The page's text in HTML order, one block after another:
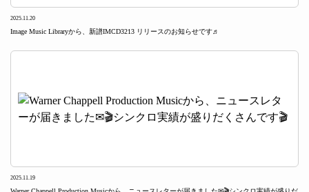
2025.11.20
Image Music Libraryから、新譜IMCD3213 リリースのお知らせです♬
2025.11.19